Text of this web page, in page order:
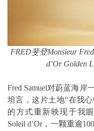
FRED斐登Monsieur
d’Or Golden
Fred Samuel对蔚蓝海岸
坦言，这片土地“在我
的方式重新映现于我
Soleil d’Or，一颗重逾